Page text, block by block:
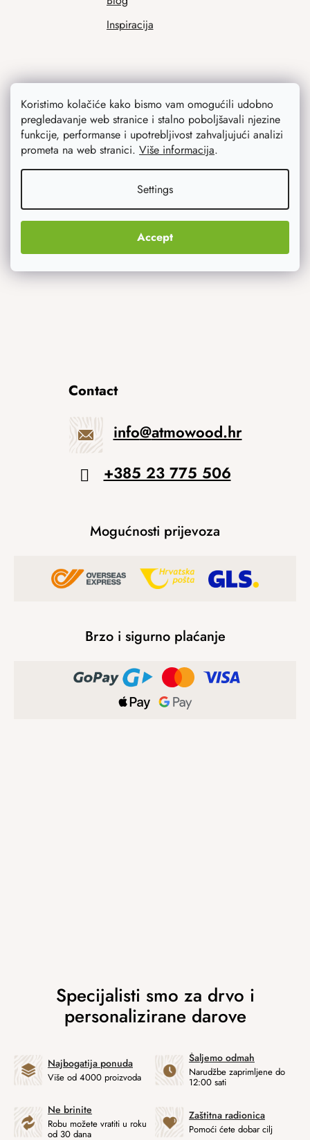
Koristimo kolačiće kako bismo vam omogućili udobno
pregledavanje web stranice i stalno poboljšavali njezine
funkcije, performanse i upotrebljivost zahvaljujući analizi
prometa na web stranici. Više informacija.
Settings
Accept
Inspiracija
Ono što vas najviše zanima
Originalni pokloni
Contact
info@atmowood.hr
+385 23 775 506
Mogućnosti prijevoza
Brzo i sigurno plaćanje
Najbogatija ponuda
Više od 4000 proizvoda
Šaljemo odmah
Narudžbe zaprimljene do
12:00 sati
Ne brinite
Robu možete vratiti u roku
od 30 dana
Zaštitna radionica
Pomoći ćete dobar cilj